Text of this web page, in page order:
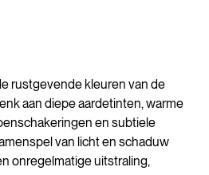
rustgevende kleuren van de
aan diepe aardetinten, warme
en subtiele
van licht en schaduw
onregelmatige uitstraling,